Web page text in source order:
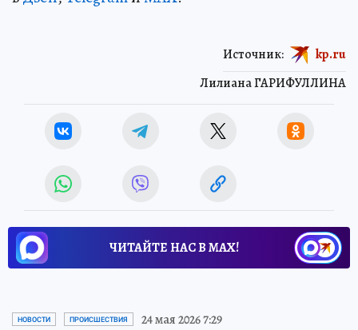
Лилиана ГАРИФУЛЛИНА
Источник: kp.ru
ЧИТАЙТЕ НАС В МАХ!
НОВОСТИ ПРОИСШЕСТВИЯ 24 мая 2026 7:29